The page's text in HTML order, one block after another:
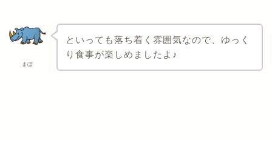
まぼ
といっても落ち着く雰囲気なので、ゆっく
り食事が楽しめましたよ♪